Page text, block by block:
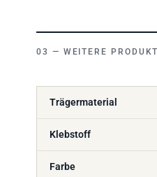
WEITERE
Trägermaterial
Klebstoff
Farbe